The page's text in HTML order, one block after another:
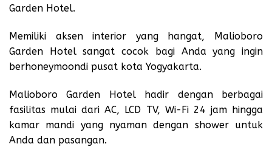
Garden Hotel.
Memiliki aksen interior yang hangat, Malioboro
Garden Hotel sangat cocok bagi Anda yang ingin
berhoneymoondi pusat kota Yogyakarta.
Malioboro Garden Hotel hadir dengan berbagai
fasilitas mulai dari AC, LCD TV, Wi-Fi 24 jam hingga
kamar mandi yang nyaman dengan shower untuk
Anda dan pasangan.